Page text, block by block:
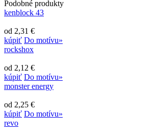
Podobné produkty
kenblock 43
od 2,31 €
kúpiť Do motívu»
rockshox
od 2,12 €
kúpiť Do motívu»
monster energy
od 2,25 €
kúpiť Do motívu»
revo